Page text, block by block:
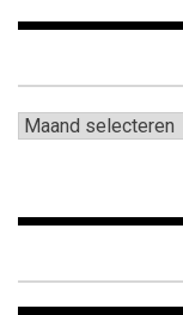
Archieven